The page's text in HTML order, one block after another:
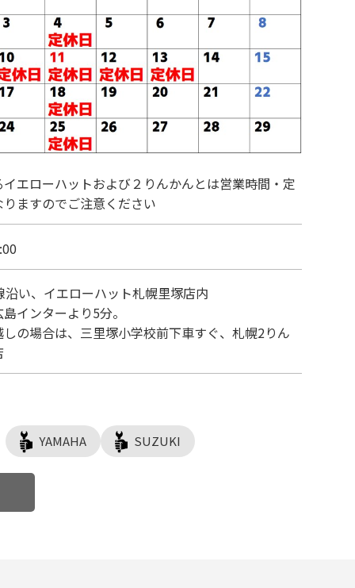
エローハットおよび２りんかんとは営業時間・定
ますのでご注意ください
沿い、イエローハット札幌里塚店内
インターより5分。
の場合は、三里塚小学校前下車すぐ、札幌2りん
YAMAHA SUZUKI